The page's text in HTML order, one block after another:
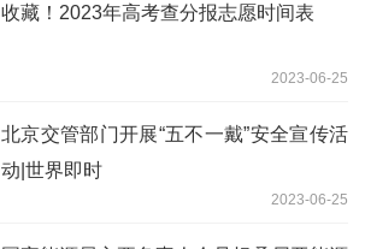
收藏！2023年高考查分报志愿时间表
2023-06-25
北京交管部门开展“五不一戴”安全宣传活
动|世界即时
2023-06-25